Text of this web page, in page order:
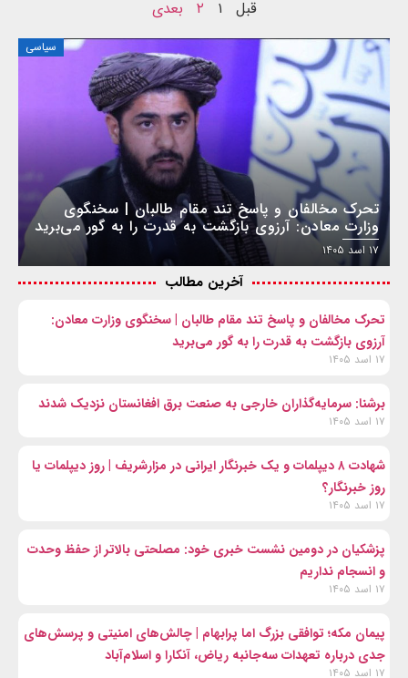
قبل ۱ ۲ بعدی
سیاسی
تحرک مخالفان و پاسخ تند مقام طالبان | سخنگوی
وزارت معادن: آرزوی بازگشت به قدرت را به گور می‌برید
۱۷ اسد ۱۴۰۵
آخرین مطالب
تحرک مخالفان و پاسخ تند مقام طالبان | سخنگوی وزارت معادن:
آرزوی بازگشت به قدرت را به گور می‌برید
۱۷ اسد ۱۴۰۵
برشنا: سرمایه‌گذاران خارجی به صنعت برق افغانستان نزدیک شدند
۱۷ اسد ۱۴۰۵
شهادت ۸ دیپلمات و یک خبرنگار ایرانی در مزارشریف | روز دیپلمات یا
روز خبرنگار؟
۱۷ اسد ۱۴۰۵
پزشکیان در دومین نشست خبری خود: مصلحتی بالاتر از حفظ وحدت
و انسجام نداریم
۱۷ اسد ۱۴۰۵
پیمان مکه؛ توافقی بزرگ اما پرابهام | چالش‌های امنیتی و پرسش‌های
جدی درباره تعهدات سه‌جانبه ریاض، آنکارا و اسلام‌آباد
۱۷ اسد ۱۴۰۵